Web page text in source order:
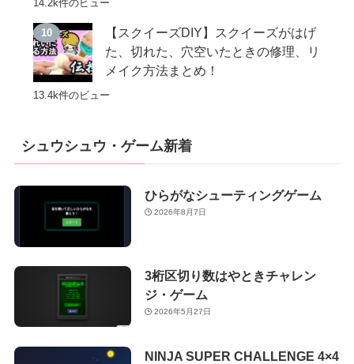
14.2k件のビュー
【スクイーズDIY】スクイーズがはげ
た、切れた、穴空いたときの修理、リ
メイク方法まとめ！
13.4k件のビュー
シュウシュウ・ゲーム新着
ひらがなシューティングゲーム
2026年8月7日
3桁区切り数はやときチャレン
ジ・ゲーム
2026年5月27日
NINJA SUPER CHALLENGE 4×4